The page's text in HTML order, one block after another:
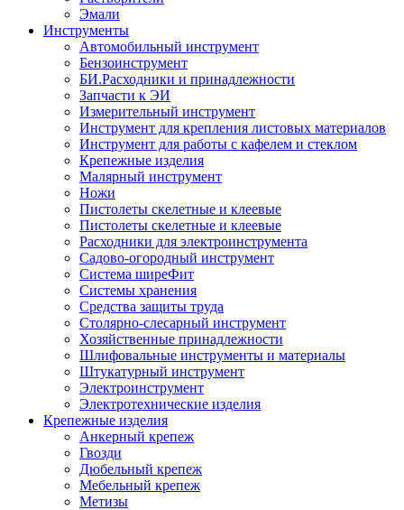
Эмали
Инструменты
Автомобильный инструмент
Бензоинструмент
БИ.Расходники и принадлежности
Запчасти к ЭИ
Измерительный инструмент
Инструмент для крепления листовых материалов
Инструмент для работы с кафелем и стеклом
Крепежные изделия
Малярный инструмент
Ножи
Пистолеты скелетные и клеевые
Пистолеты скелетные и клеевые
Расходники для электроинструмента
Садово-огородный инструмент
Система ширеФит
Системы хранения
Средства защиты труда
Столярно-слесарный инструмент
Хозяйственные принадлежности
Шлифовальные инструменты и материалы
Штукатурный инструмент
Электроинструмент
Электротехнические изделия
Крепежные изделия
Анкерный крепеж
Гвозди
Дюбельный крепеж
Мебельный крепеж
Метизы